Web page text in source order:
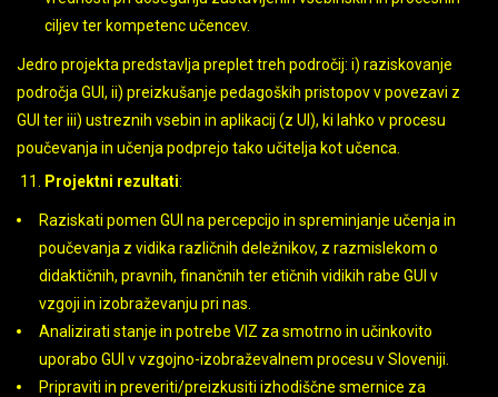
ciljev ter kompetenc učencev.
Jedro projekta predstavlja preplet treh področij: i) raziskovanje
področja GUI, ii) preizkušanje pedagoških pristopov v povezavi z
GUI ter iii) ustreznih vsebin in aplikacij (z UI), ki lahko v procesu
poučevanja in učenja podprejo tako učitelja kot učenca.
Projektni rezultati:
Raziskati pomen GUI na percepcijo in spreminjanje učenja in
poučevanja z vidika različnih deležnikov, z razmislekom o
didaktičnih, pravnih, finančnih ter etičnih vidikih rabe GUI v
vzgoji in izobraževanju pri nas.
Analizirati stanje in potrebe VIZ za smotrno in učinkovito
uporabo GUI v vzgojno-izobraževalnem procesu v Sloveniji.
Pripraviti in preveriti/preizkusiti izhodiščne smernice za